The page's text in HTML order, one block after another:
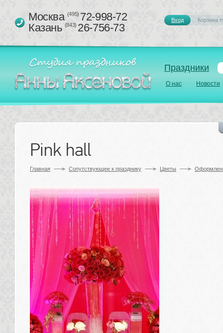
Праздники
О нас Новости
Москва (495)72-998-72
Казань (843)26-756-73
Вход Корзина
Pink hall
Главная Сопутствующее к празднику Цветы